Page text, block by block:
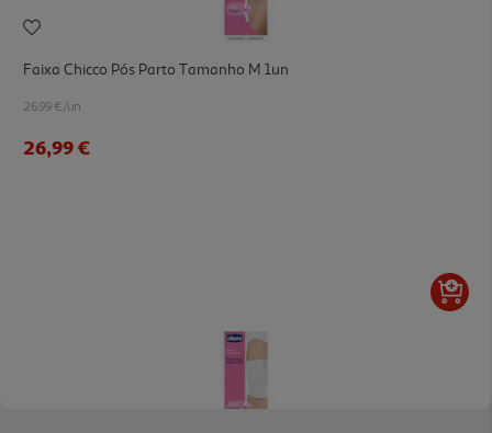
Faixa Chicco Pós Parto Tamanho M 1un
26.99 €/un
26,99 €